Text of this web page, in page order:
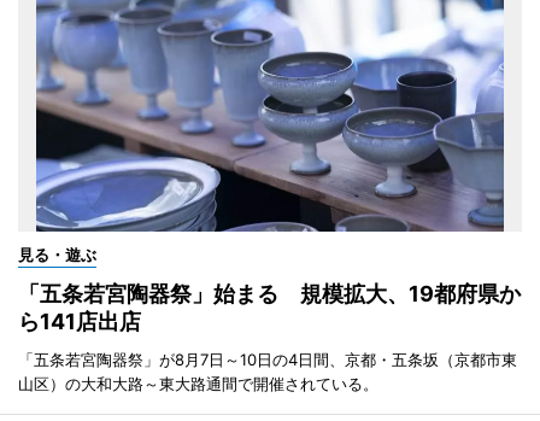
見る・遊ぶ
「五条若宮陶器祭」始まる 規模拡大、19都府県か
ら141店出店
「五条若宮陶器祭」が8月7日～10日の4日間、京都・五条坂（京都市東
山区）の大和大路～東大路通間で開催されている。